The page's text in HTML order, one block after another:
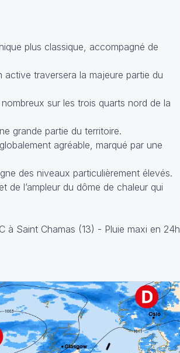
plus classique, accompagné de
active traversera la majeure partie du
sur les trois quarts nord de la
grande partie du territoire.
agréable, marqué par une
des niveaux particulièrement élevés.
de l’ampleur du dôme de chaleur qui
à Saint Chamas (13) - Pluie maxi en 24h